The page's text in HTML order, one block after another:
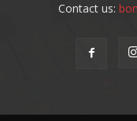
Contact us: